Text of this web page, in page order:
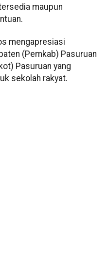
maupun
mengapresiasi
(Pemkab) Pasuruan
Pasuruan yang
sekolah rakyat.